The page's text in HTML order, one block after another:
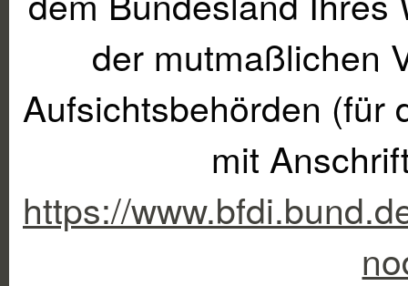
der mutmaßlichen
Aufsichtsbehörden (für
mit
https://